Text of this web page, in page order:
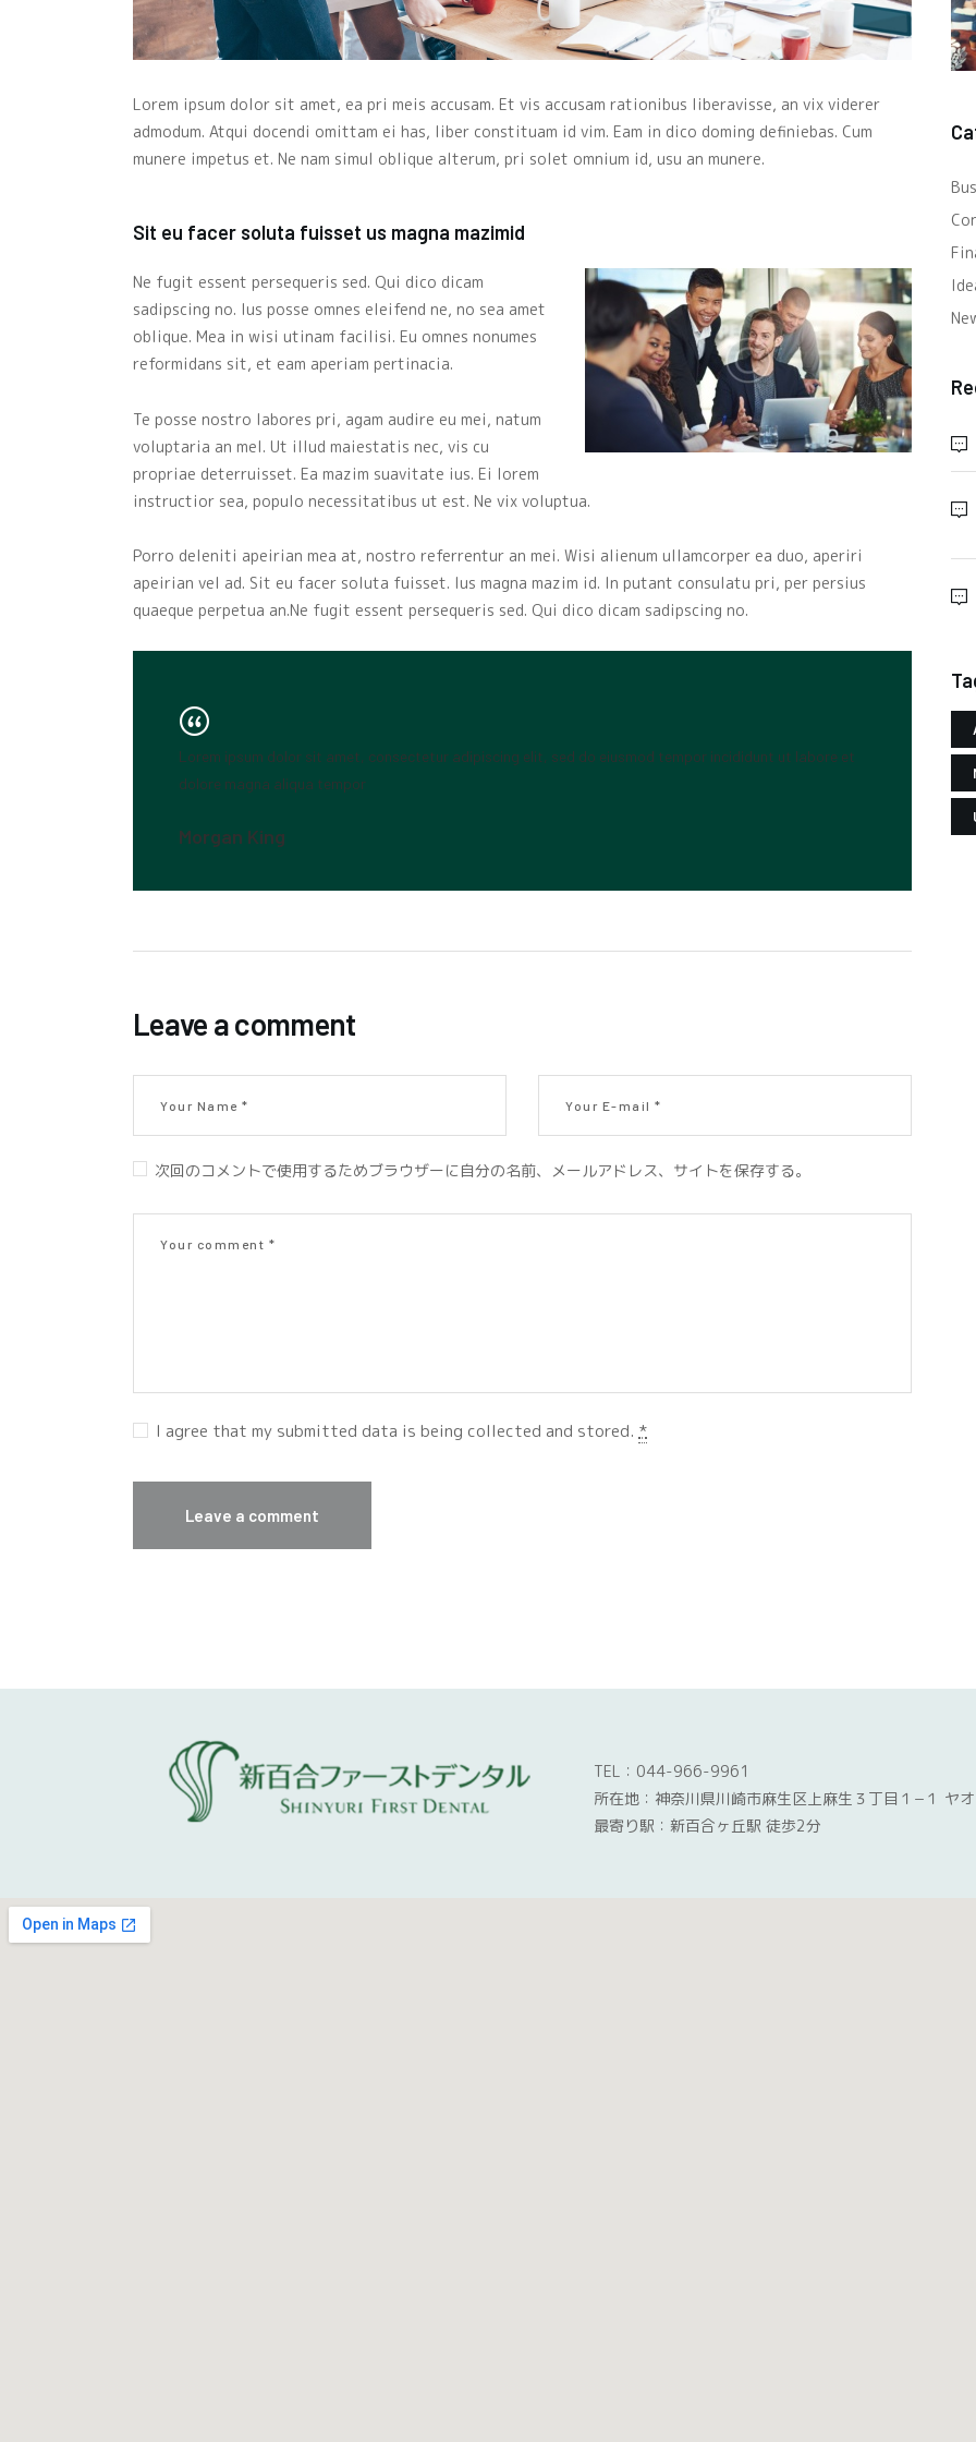
Lorem ipsum dolor sit amet, ea pri meis accusam. Et vis accusam rationibus liberavisse, an vix viderer
admodum. Atqui docendi omittam ei has, liber constituam id vim. Eam in dico doming definiebas. Cum
munere impetus et. Ne nam simul oblique alterum, pri solet omnium id, usu an munere.
Sit eu facer soluta fuisset us magna mazimid
Ne fugit essent persequeris sed. Qui dico dicam
sadipscing no. Ius posse omnes eleifend ne, no sea amet
oblique. Mea in wisi utinam facilisi. Eu omnes nonumes
reformidans sit, et eam aperiam pertinacia.
Te posse nostro labores pri, agam audire eu mei, natum
voluptaria an mel. Ut illud maiestatis nec, vis cu
propriae deterruisset. Ea mazim suavitate ius. Ei lorem
instructior sea, populo necessitatibus ut est. Ne vix voluptua.
Porro deleniti apeirian mea at, nostro referrentur an mei. Wisi alienum ullamcorper ea duo, aperiri
apeirian vel ad. Sit eu facer soluta fuisset. Ius magna mazim id. In putant consulatu pri, per persius
quaeque perpetua an.Ne fugit essent persequeris sed. Qui dico dicam sadipscing no.
Lorem ipsum dolor sit amet, consectetur adipiscing elit, sed do eiusmod tempor incididunt ut labore et
dolore magna aliqua tempor
Morgan King
Leave a comment
次回のコメントで使用するためブラウザーに自分の名前、メールアドレス、サイトを保存する。
I agree that my submitted data is being collected and stored. *
TEL：044-966-9961
所在地：神奈川県川崎市麻生区上麻生３丁目１−１ ヤ
最寄り駅：新百合ヶ丘駅 徒歩2分